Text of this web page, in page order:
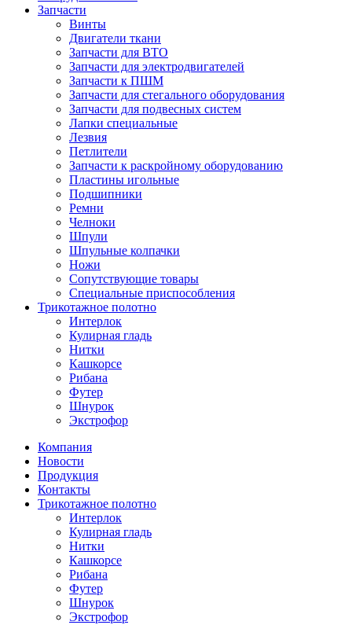
Запчасти
Винты
Двигатели ткани
Запчасти для ВТО
Запчасти для электродвигателей
Запчасти к ПШМ
Запчасти для стегального оборудования
Запчасти для подвесных систем
Лапки специальные
Лезвия
Петлители
Запчасти к раскройному оборудованию
Пластины игольные
Подшипники
Ремни
Челноки
Шпули
Шпульные колпачки
Ножи
Сопутствующие товары
Специальные приспособления
Трикотажное полотно
Интерлок
Кулирная гладь
Нитки
Кашкорсе
Рибана
Футер
Шнурок
Экстрофор
Компания
Новости
Продукция
Контакты
Трикотажное полотно
Интерлок
Кулирная гладь
Нитки
Кашкорсе
Рибана
Футер
Шнурок
Экстрофор